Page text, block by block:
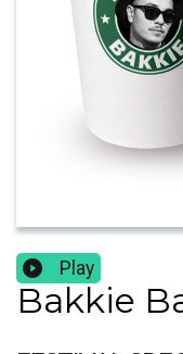
Play
Bakkie